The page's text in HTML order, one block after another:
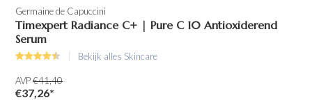
Germaine de Capuccini
Timexpert Radiance C+ | Pure C 10 Antioxiderend
Serum
Bekijk alles Skincare
AVP€41,40
€37,26*